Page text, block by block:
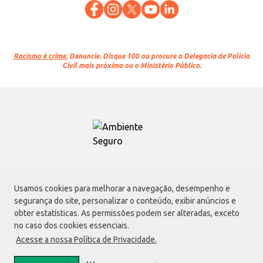
Usamos cookies para melhorar a navegação, desempenho e
segurança do site, personalizar o conteúdo, exibir anúncios e
obter estatísticas. As permissões podem ser alteradas, exceto
no caso dos cookies essenciais.
Acesse a nossa Política de Privacidade.
Racismo é crime. Denuncie. Disque 100 ou procure a Delegacia de Polícia
Civil mais próxima ou o Ministério Público.
Atacadão S.A.
Avenida Morvan Dias de Figueiredo, 6169, Vila Maria, São Paulo - SP | CEP
02170-901 | CNPJ: 75.315.333/0001-09
Envio de documentos administrativos e jurídicos:
02170-901
faleconosco@atacadao.com.br